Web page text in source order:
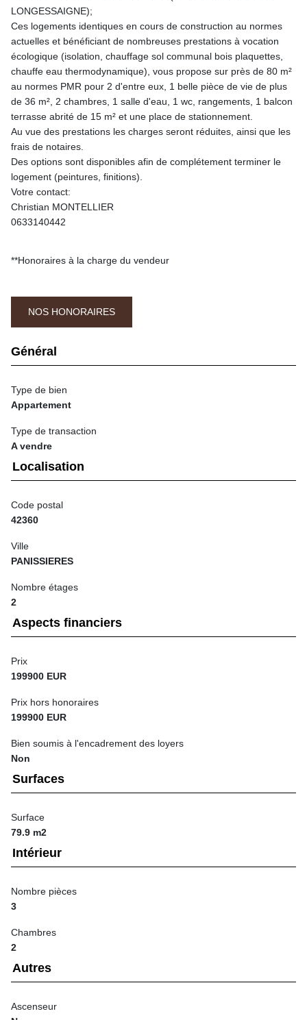
LONGESSAIGNE);
Ces logements identiques en cours de construction au normes
actuelles et bénéficiant de nombreuses prestations à vocation
écologique (isolation, chauffage sol communal bois plaquettes,
chauffe eau thermodynamique), vous propose sur près de 80 m²
au normes PMR pour 2 d'entre eux, 1 belle pièce de vie de plus
de 36 m², 2 chambres, 1 salle d'eau, 1 wc, rangements, 1 balcon
terrasse abrité de 15 m² et une place de stationnement.
Au vue des prestations les charges seront réduites, ainsi que les
frais de notaires.
Des options sont disponibles afin de complétement terminer le
logement (peintures, finitions).
Votre contact:
Christian MONTELLIER
0633140442
**Honoraires à la charge du vendeur
NOS HONORAIRES
Général
Type de bien
Appartement
Type de transaction
A vendre
Localisation
Code postal
42360
Ville
PANISSIERES
Nombre étages
2
Aspects financiers
Prix
199900 EUR
Prix hors honoraires
199900 EUR
Bien soumis à l'encadrement des loyers
Non
Surfaces
Surface
79.9 m2
Intérieur
Nombre pièces
3
Chambres
2
Autres
Ascenseur